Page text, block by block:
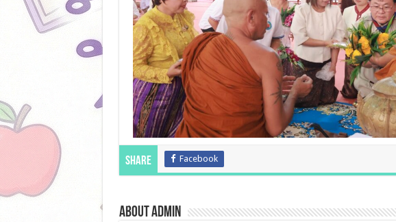
Share Facebook
About admin